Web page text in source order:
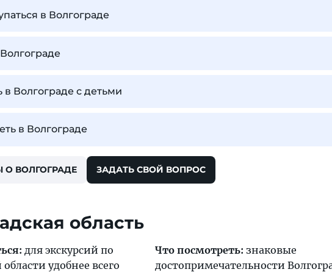
в Волгограде
в Волгограде с детьми
в Волгограде
О ВОЛГОГРАДЕ ЗАДАТЬ СВОЙ ВОПРОС
для экскурсий по
удобнее всего
Что посмотреть: знаковые
достопримечательности